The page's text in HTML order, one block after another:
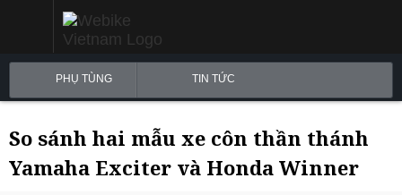
PHỤ TÙNG TIN TỨC
So sánh hai mẫu xe côn thần thánh
Yamaha Exciter và Honda Winner